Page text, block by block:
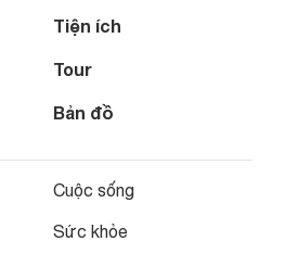
Tiện ích
Tour
Bản đồ
Cuộc sống
Sức khỏe